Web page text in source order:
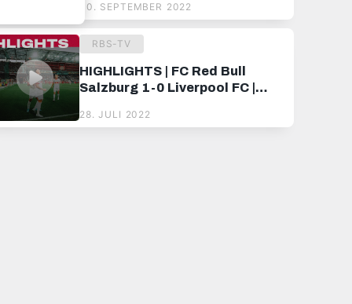
Samson Baidoo
30. SEPTEMBER 2022
RBS-TV
HIGHLIGHTS | FC Red Bull
Salzburg 1-0 Liverpool FC |
Goldtor in die Knie 💥
28. JULI 2022